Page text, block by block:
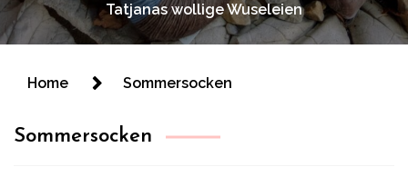
Tatjanas wollige Wuseleien
Home Sommersocken
Sommersocken